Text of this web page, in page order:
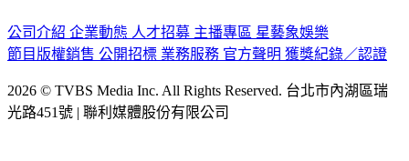
公司介紹 企業動態 人才招募 主播專區 星藝象娛樂
節目版權銷售 公開招標 業務服務 官方聲明 獲獎紀錄／認證
2026 © TVBS Media Inc. All Rights Reserved. 台北市內湖區瑞
光路451號 | 聯利媒體股份有限公司